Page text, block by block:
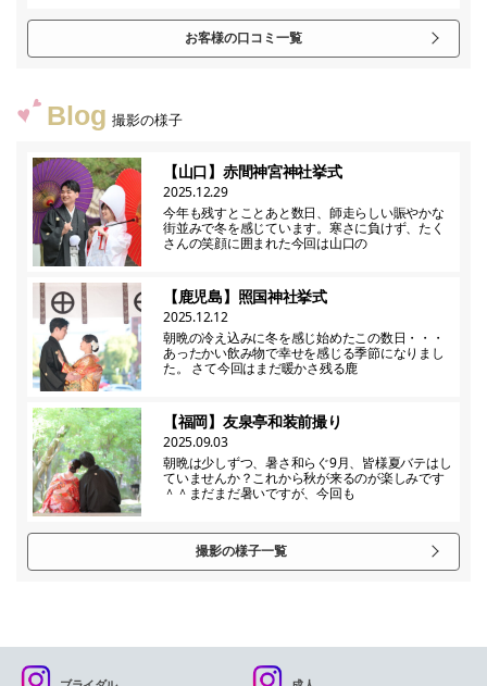
お客様の口コミ一覧
Blog 撮影の様子
【山口】赤間神宮神社挙式
2025.12.29
今年も残すとことあと数日、師走らしい賑やかな
街並みで冬を感じています。寒さに負けず、たく
さんの笑顔に囲まれた今回は山口の
【鹿児島】照国神社挙式
2025.12.12
朝晩の冷え込みに冬を感じ始めたこの数日・・・
あったかい飲み物で幸せを感じる季節になりまし
た。 さて今回はまだ暖かさ残る鹿
【福岡】友泉亭和装前撮り
2025.09.03
朝晩は少しずつ、暑さ和らぐ9月、皆様夏バテはし
ていませんか？これから秋が来るのが楽しみです
＾＾まだまだ暑いですが、今回も
撮影の様子一覧